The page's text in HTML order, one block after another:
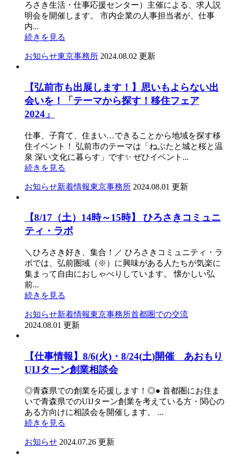
ろさき生活・仕事応援センター）主催による、求人説
明会を開催します。 市内企業の人事担当者が、仕事
内...
続きを見る
お知らせ東京事務所 2024.08.02 更新
【弘前市も出展します！】思いもよらない出
会いを！「テーマから探す！移住フェア
2024」
仕事、子育て、住まい…できることから地域を探す移
住イベント！ 弘前市のテーマは「ねぷたと城と桜と温
泉 深い文化に暮らす」です✨ ぜひイベント...
続きを見る
お知らせ新着情報東京事務所 2024.08.01 更新
【8/17（土）14時～15時】 ひろさきコミュニ
ティ・ラボ
＼ひろさき好き、集合！／ ひろさきコミュニティ・ラ
ボでは、弘前圏域（※）に興味がある人たちが気楽に
集まって自由におしゃべりしています。 懐かしい弘
前...
続きを見る
お知らせ新着情報東京事務所首都圏での交流
2024.08.01 更新
【仕事情報】8/6(火)・8/24(土)開催 あおもり
UIJターン創業相談会
◎青森県での創業を応援します！◎● 首都圏にお住ま
いで青森県でのUIJターン創業を考えている方・関心の
ある方向けに相談会を開催します。 ...
続きを見る
お知らせ 2024.07.26 更新